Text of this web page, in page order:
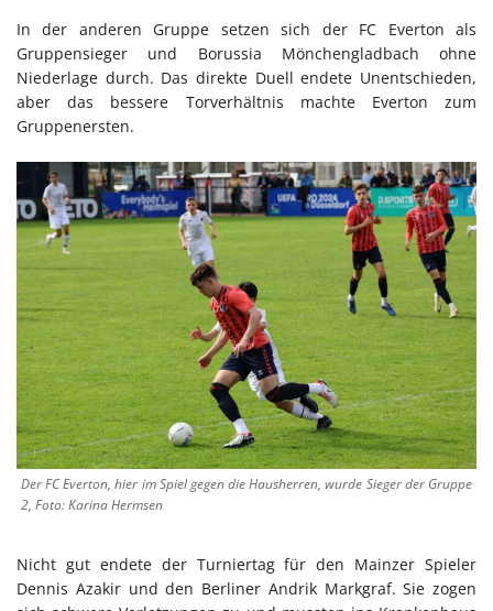
In der anderen Gruppe setzen sich der FC Everton als
Gruppensieger und Borussia Mönchengladbach ohne
Niederlage durch. Das direkte Duell endete Unentschieden,
aber das bessere Torverhältnis machte Everton zum
Gruppenersten.
Der FC Everton, hier im Spiel gegen die Hausherren, wurde Sieger der Gruppe
2, Foto: Karina Hermsen
Nicht gut endete der Turniertag für den Mainzer Spieler
Dennis Azakir und den Berliner Andrik Markgraf. Sie zogen